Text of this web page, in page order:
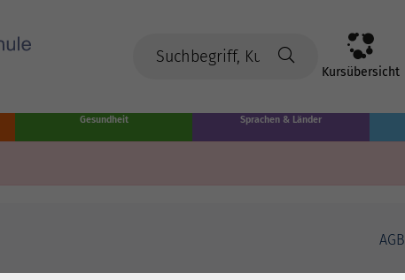
Kursübersicht
Gesundheit Sprachen & Länder
AGB